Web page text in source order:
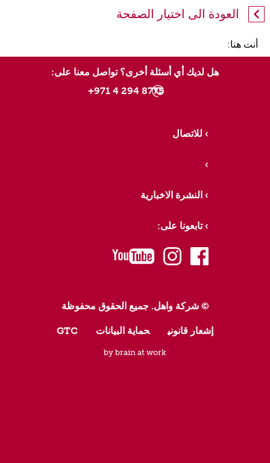
العودة الى اختيار الصفحة
أنت هنا:
هل لديك أي أسئلة أخرى؟ تواصل معنا على:
8775 294 4 971+
للاتصال
النشرة الاخبارية
تابعونا على:
facebook
instagram
youtube
© شركة واهل. جميع الحقوق محفوظة
إشعار قانوني حماية البيانات GTC
by brain at work